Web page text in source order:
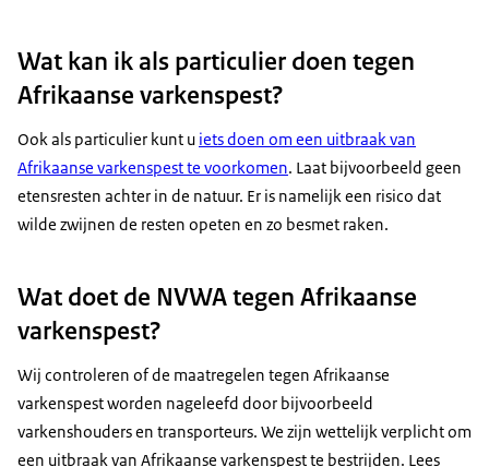
Wat kan ik als particulier doen tegen
Afrikaanse varkenspest?
Ook als particulier kunt u iets doen om een uitbraak van
Afrikaanse varkenspest te voorkomen. Laat bijvoorbeeld geen
etensresten achter in de natuur. Er is namelijk een risico dat
wilde zwijnen de resten opeten en zo besmet raken.
Wat doet de NVWA tegen Afrikaanse
varkenspest?
Wij controleren of de maatregelen tegen Afrikaanse
varkenspest worden nageleefd door bijvoorbeeld
varkenshouders en transporteurs. We zijn wettelijk verplicht om
een uitbraak van Afrikaanse varkenspest te bestrijden. Lees